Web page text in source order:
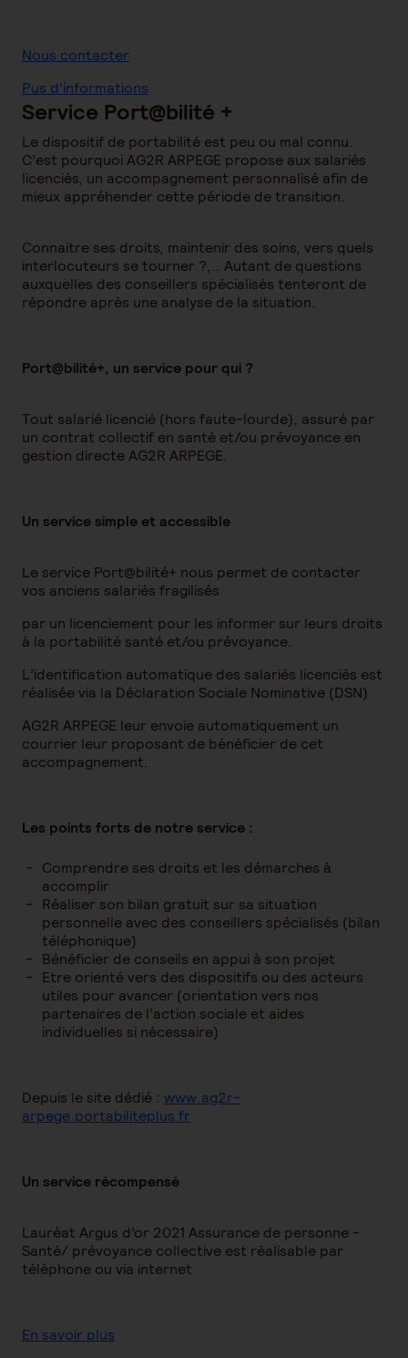
Nous contacter
Pus d'informations
Service Port@bilité +
Le dispositif de portabilité est peu ou mal connu.
C’est pourquoi AG2R ARPEGE propose aux salariés
licenciés, un accompagnement personnalisé afin de
mieux appréhender cette période de transition.
Connaitre ses droits, maintenir des soins, vers quels
interlocuteurs se tourner ?,.. Autant de questions
auxquelles des conseillers spécialisés tenteront de
répondre après une analyse de la situation.
Port@bilité+, un service pour qui ?
Tout salarié licencié (hors faute-lourde), assuré par
un contrat collectif en santé et/ou prévoyance en
gestion directe AG2R ARPEGE.
Un service simple et accessible
Le service Port@bilité+ nous permet de contacter
vos anciens salariés fragilisés
par un licenciement pour les informer sur leurs droits
à la portabilité santé et/ou prévoyance.
L’identification automatique des salariés licenciés est
réalisée via la Déclaration Sociale Nominative (DSN)
AG2R ARPEGE leur envoie automatiquement un
courrier leur proposant de bénéficier de cet
accompagnement.
Les points forts de notre service :
Comprendre ses droits et les démarches à
accomplir
Réaliser son bilan gratuit sur sa situation
personnelle avec des conseillers spécialisés (bilan
téléphonique)
Bénéficier de conseils en appui à son projet
Etre orienté vers des dispositifs ou des acteurs
utiles pour avancer (orientation vers nos
partenaires de l’action sociale et aides
individuelles si nécessaire)
Depuis le site dédié : www.ag2r-
arpege.portabiliteplus.fr
Un service récompensé
Lauréat Argus d’or 2021 Assurance de personne -
Santé/ prévoyance collective est réalisable par
téléphone ou via internet
En savoir plus